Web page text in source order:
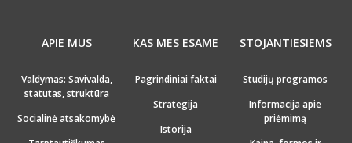
APIE MUS
Valdymas: Savivalda,
statutas, struktūra
Socialinė atsakomybė
KAS MES ESAME
Pagrindiniai faktai
Strategija
Istorija
STOJANTIESIEMS
Studijų programos
Informacija apie
priėmimą